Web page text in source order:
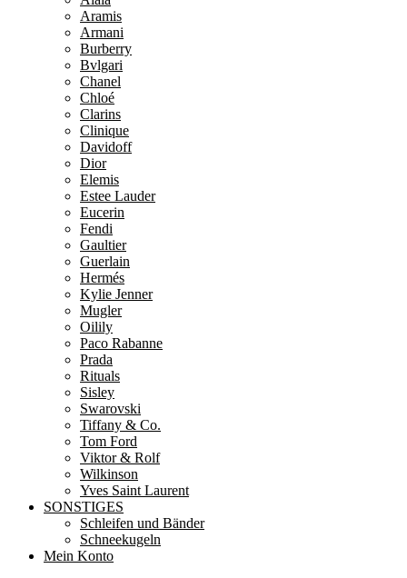
Aramis
Armani
Burberry
Bvlgari
Chanel
Chloé
Clarins
Clinique
Davidoff
Dior
Elemis
Estee Lauder
Eucerin
Fendi
Gaultier
Guerlain
Hermés
Kylie Jenner
Mugler
Oilily
Paco Rabanne
Prada
Rituals
Sisley
Swarovski
Tiffany & Co.
Tom Ford
Viktor & Rolf
Wilkinson
Yves Saint Laurent
SONSTIGES
Schleifen und Bänder
Schneekugeln
Mein Konto